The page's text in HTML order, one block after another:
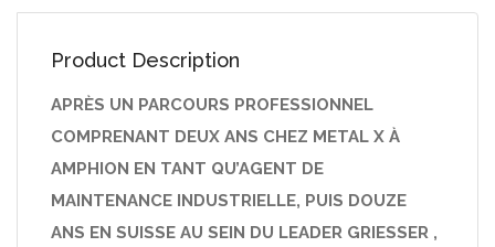
Product Description
APRÈS UN PARCOURS PROFESSIONNEL
COMPRENANT DEUX ANS CHEZ METAL X À
AMPHION EN TANT QU’AGENT DE
MAINTENANCE INDUSTRIELLE, PUIS DOUZE
ANS EN SUISSE AU SEIN DU LEADER GRIESSER ,